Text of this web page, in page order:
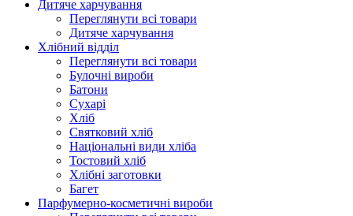
Дитяче харчування
Переглянути всі товари
Дитяче харчування
Хлібний відділ
Переглянути всі товари
Булочні вироби
Батони
Сухарі
Хліб
Святковий хліб
Національні види хліба
Тостовий хліб
Хлібні заготовки
Багет
Парфумерно-косметичні вироби